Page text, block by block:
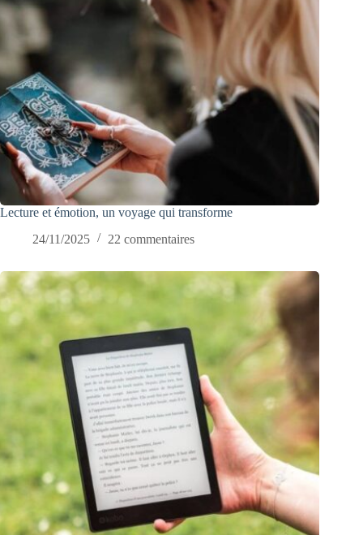
Lecture et émotion, un voyage qui transforme
24/11/2025
22 commentaires